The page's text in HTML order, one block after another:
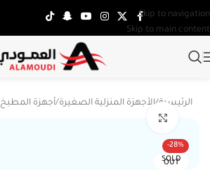
Skip to navigation
Skip to main content
الرئيسية/الأجهزة المنزلية الصغيرة/أجهزة المطبخ
-28%
SOLD
OUT